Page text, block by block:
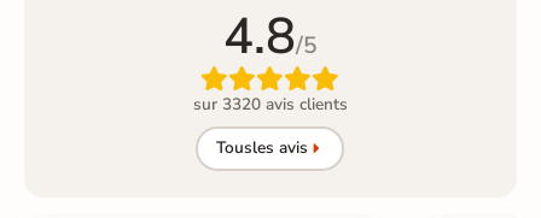
4.8/5

sur 3320 avis clients
Tousles avis